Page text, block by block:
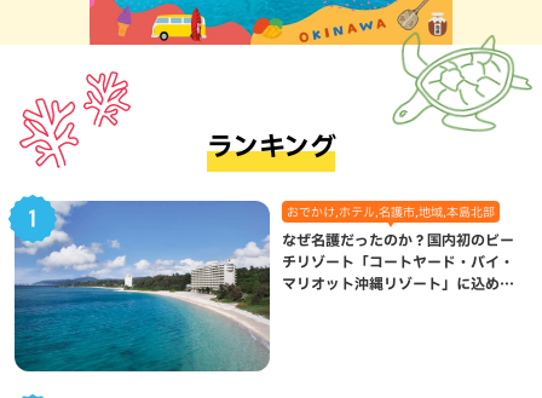
ランキング
おでかけ,ホテル,名護市,地域,本島北部
なぜ名護だったのか？国内初のビー
チリゾート「コートヤード・バイ・
マリオット沖縄リゾート」に込めら